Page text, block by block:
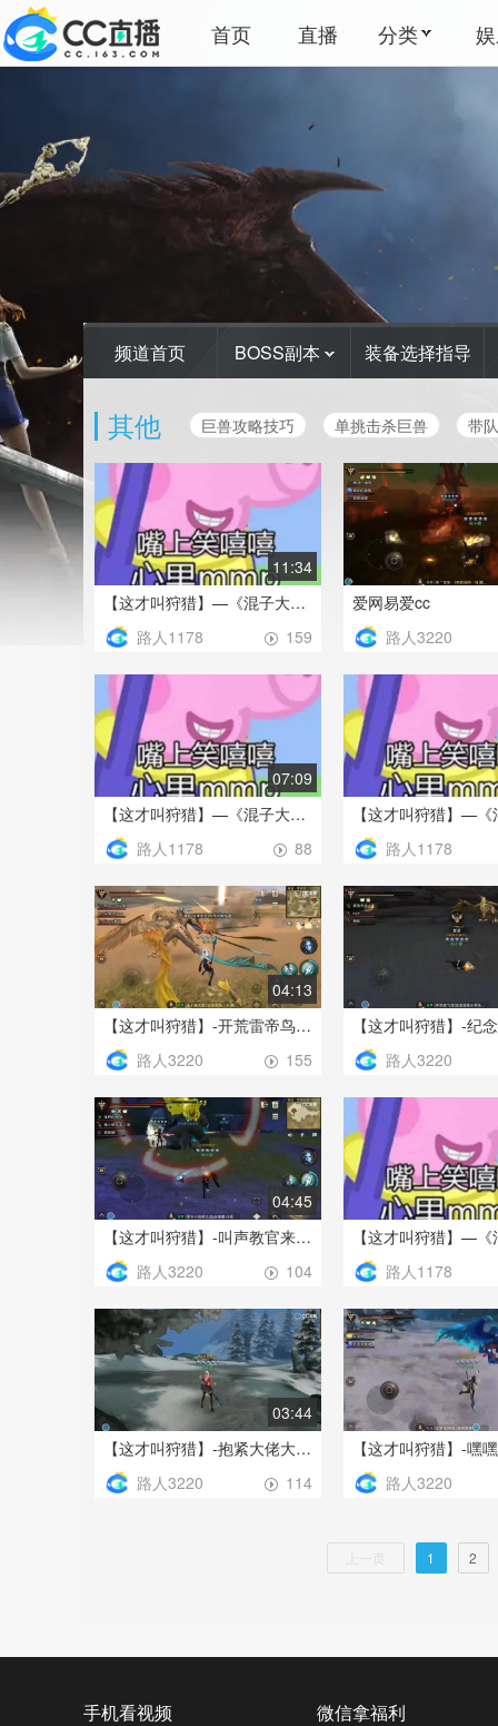
首页 直播 分类
频道首页 BOSS副本 装备选择指导
其他 巨兽攻略技巧 单挑击杀巨兽 带
11:34
【这才叫狩猎】—《混子大剑系列》天空高级——不朽誓言——乔儿
159
路人1178
爱网易爱cc
路人3220
07:09
【这才叫狩猎】—《混子大剑系列》70锈钢-拖后腿的我不敢bb——不朽誓言——乔儿
88
路人1178 路人1178
04:13
【这才叫狩猎】-开荒雷帝鸟-命运之门-3217630
155
路人3220 路人3220
04:45
【这才叫狩猎】-叫声教官来听听-命运之门-3217630
104
路人3220 路人1178
03:44
【这才叫狩猎】-抱紧大佬大腿！-命运之门-3217630
114
路人3220 路人3220
1 2
手机看视频 微信拿福利